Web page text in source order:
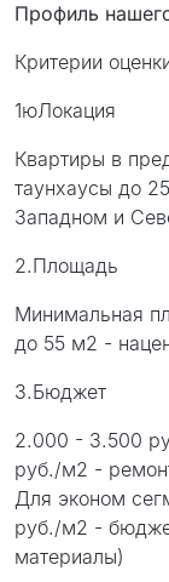
Профиль
Критерии
1юЛокация
Квартиры в
таунхаусы до
Западном и
2.Площадь
Минимальная
до 55 м2 -
3.Бюджет
2.000 - 3.500
руб./м2 -
Для эконом
руб./м2 -
материалы)